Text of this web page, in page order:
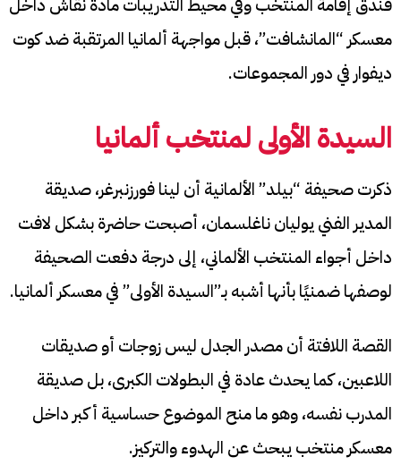
معسكر “المانشافت”، قبل مواجهة ألمانيا المرتقبة ضد كوت
ديفوار في دور المجموعات.
السيدة الأولى لمنتخب ألمانيا
ذكرت صحيفة “بيلد” الألمانية أن لينا فورزنبرغر، صديقة
المدير الفني يوليان ناغلسمان، أصبحت حاضرة بشكل لافت
داخل أجواء المنتخب الألماني، إلى درجة دفعت الصحيفة
لوصفها ضمنيًا بأنها أشبه بـ”السيدة الأولى” في معسكر ألمانيا.
القصة اللافتة أن مصدر الجدل ليس زوجات أو صديقات
اللاعبين، كما يحدث عادة في البطولات الكبرى، بل صديقة
المدرب نفسه، وهو ما منح الموضوع حساسية أكبر داخل
معسكر منتخب يبحث عن الهدوء والتركيز.